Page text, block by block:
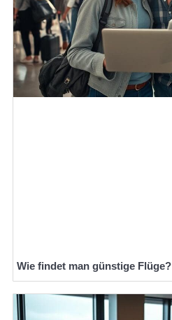
Wie findet man günstige Flüge?